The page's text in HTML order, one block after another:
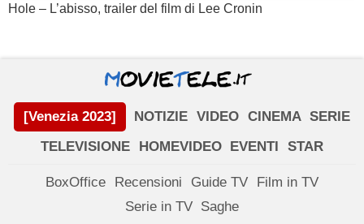
Hole – L’abisso, trailer del film di Lee Cronin
[Venezia 2023] NOTIZIE VIDEO CINEMA SERIE
TELEVISIONE
HOMEVIDEO EVENTI STAR
BoxOffice Recensioni Guide TV
Film in TV
Serie in TV Saghe